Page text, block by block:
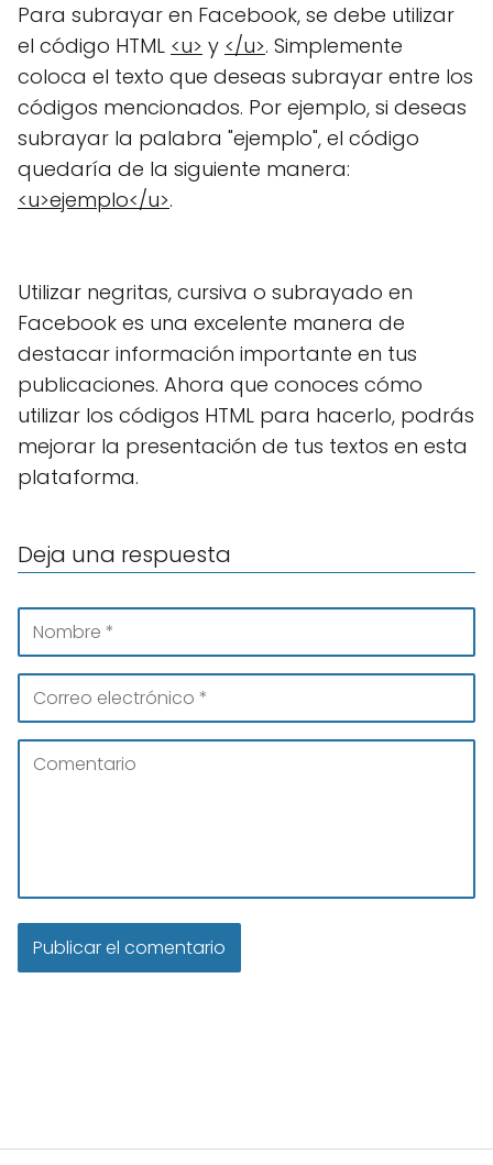
Para subrayar en Facebook, se debe utilizar
el código HTML <u> y </u>. Simplemente
coloca el texto que deseas subrayar entre los
códigos mencionados. Por ejemplo, si deseas
subrayar la palabra "ejemplo", el código
quedaría de la siguiente manera:
<u>ejemplo</u>.
Utilizar negritas, cursiva o subrayado en
Facebook es una excelente manera de
destacar información importante en tus
publicaciones. Ahora que conoces cómo
utilizar los códigos HTML para hacerlo, podrás
mejorar la presentación de tus textos en esta
plataforma.
Deja una respuesta